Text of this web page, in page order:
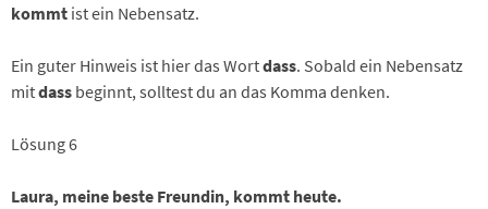
kommt ist ein Nebensatz.
Ein guter Hinweis ist hier das Wortdass. Sobald ein Nebensatz
mitdass beginnt, solltest du an das Komma denken.
Lösung 6
Laura, meine beste Freundin, kommt heute.